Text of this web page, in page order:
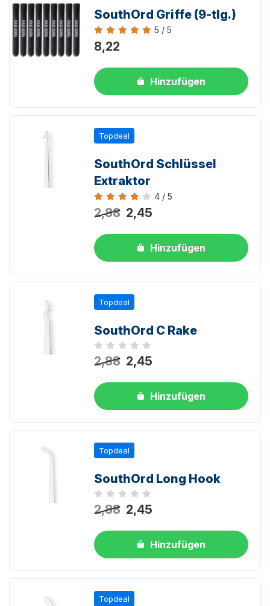
SouthOrd Griffe (9-tlg.)
Bewertung 5 von 5
5 / 5
8,22
Hinzufügen
Topdeal
SouthOrd Schlüssel
Extraktor
Bewertung 4 von 5
4 / 5
2,88 2,45
Hinzufügen
Topdeal
SouthOrd C Rake
Noch keine Bewertungen
2,88 2,45
Hinzufügen
Topdeal
SouthOrd Long Hook
Noch keine Bewertungen
2,88 2,45
Hinzufügen
Topdeal